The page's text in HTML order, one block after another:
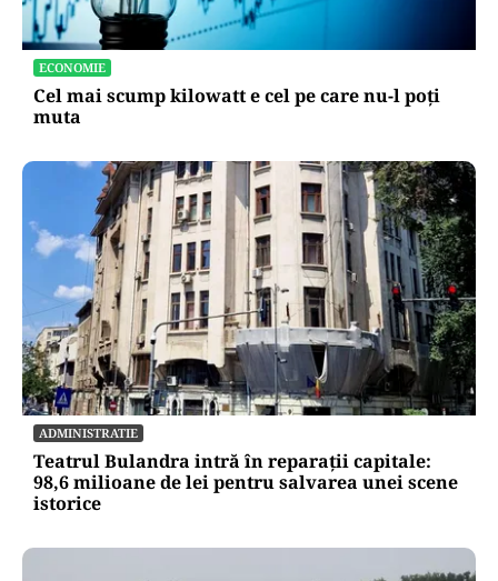
ECONOMIE
Cel mai scump kilowatt e cel pe care nu-l poți
muta
ADMINISTRATIE
Teatrul Bulandra intră în reparații capitale:
98,6 milioane de lei pentru salvarea unei scene
istorice